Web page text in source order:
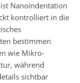
Nanoindentation
kontrolliert in die
bestimmen
wie Mikro-
während
sichtbar